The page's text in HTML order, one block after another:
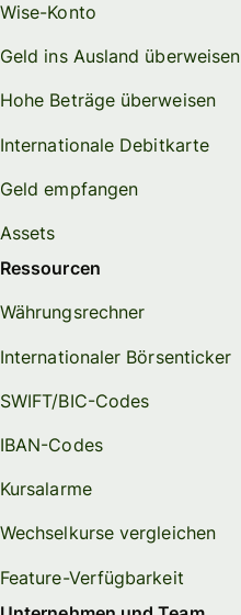
Wise-Konto
Geld ins Ausland überweisen
Hohe Beträge überweisen
Internationale Debitkarte
Geld empfangen
Assets
Ressourcen
Währungsrechner
Internationaler Börsenticker
SWIFT/BIC-Codes
IBAN-Codes
Kursalarme
Wechselkurse vergleichen
Feature-Verfügbarkeit